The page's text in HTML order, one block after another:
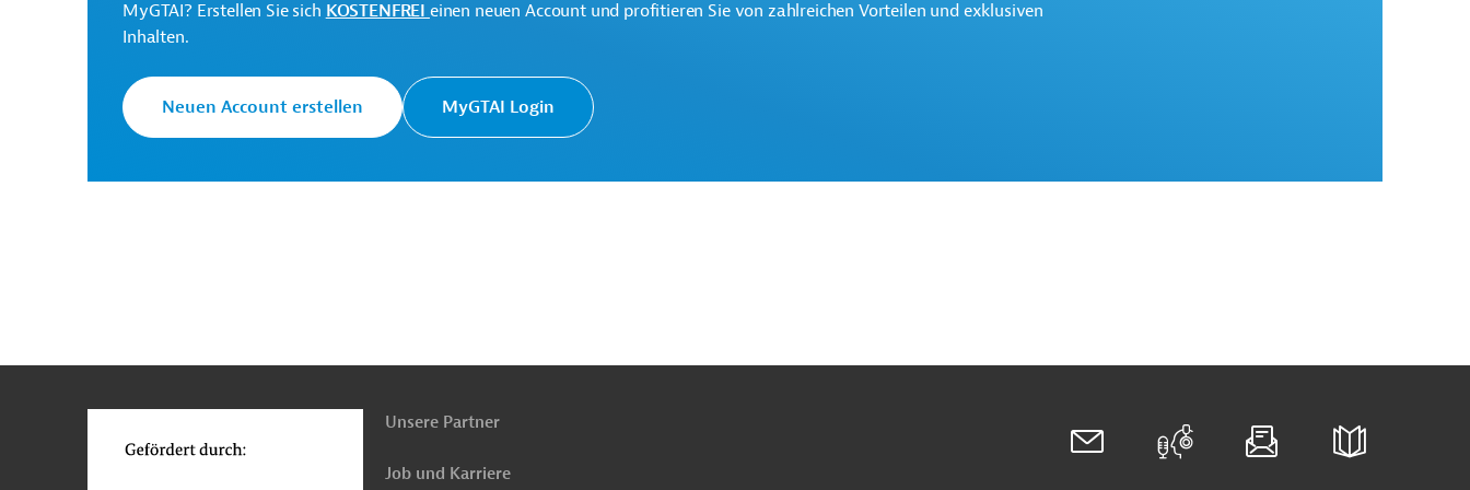
Abwasserentsorgung, Entwässerung
Wasser- und Abwassertechnologie, übergreifend
Beratung, Planung und Forschung, übergreifend
Projekte
MyGTAI? Erstellen Sie sich KOSTENFREI einen neuen Account und profitieren Sie von zahlreichen Vorteilen und exklusiven
Inhalten.
Neuen Account erstellen MyGTAI Login
oben
Unsere Partner
Job und Karriere